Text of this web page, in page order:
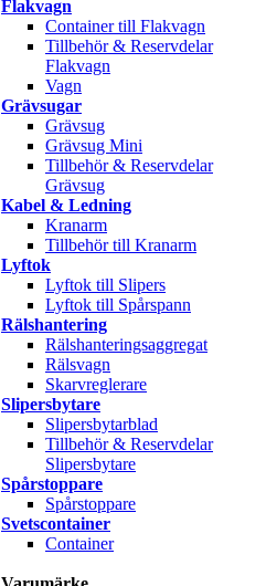
Flakvagn
Container till Flakvagn
Tillbehör & Reservdelar
Flakvagn
Vagn
Grävsugar
Grävsug
Grävsug Mini
Tillbehör & Reservdelar
Grävsug
Kabel & Ledning
Kranarm
Tillbehör till Kranarm
Lyftok
Lyftok till Slipers
Lyftok till Spårspann
Rälshantering
Rälshanteringsaggregat
Rälsvagn
Skarvreglerare
Slipersbytare
Slipersbytarblad
Tillbehör & Reservdelar
Slipersbytare
Spårstoppare
Spårstoppare
Svetscontainer
Container